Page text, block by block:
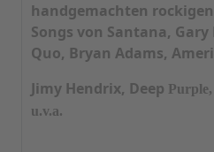
handgemachten
Songs von Santana, Gary
Quo, Bryan Adams,
Jimy Hendrix, Deep Purple,
u.v.a.